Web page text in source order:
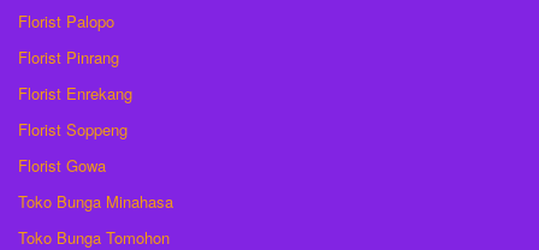
Florist Palopo
Florist Pinrang
Florist Enrekang
Florist Soppeng
Florist Gowa
Toko Bunga Minahasa
Toko Bunga Tomohon